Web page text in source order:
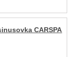
CARSPA